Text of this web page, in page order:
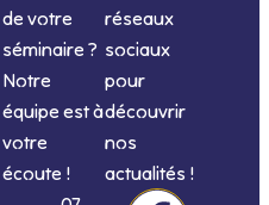
de votre
séminaire ?
Notre
équipe est à
votre
écoute !
réseaux
sociaux
pour
découvrir
nos
actualités !